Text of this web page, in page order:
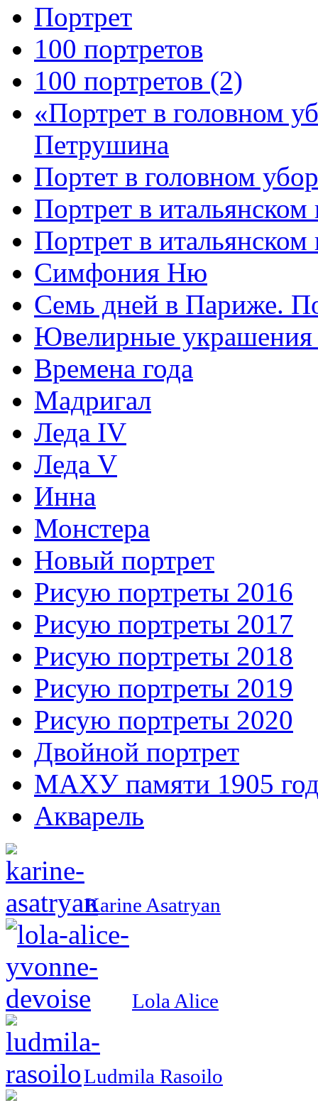
Портрет
100 портретов
100 портретов (2)
«Портрет в головном
Петрушина
Портет в головном
Портрет в
Портрет в
Симфония Ню
Семь дней в Париже.
Ювелирные украшения
Времена года
Мадригал
Леда IV
Леда V
Инна
Монстера
Новый портрет
Рисую портреты 2016
Рисую портреты 2017
Рисую портреты 2018
Рисую портреты 2019
Рисую портреты 2020
Двойной портрет
МАХУ памяти 1905
Акварель
Karine Asatryan
Lola Alice
Ludmila Rasoilo